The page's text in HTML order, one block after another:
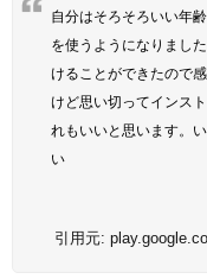
自分はそろそろいい年
を使うようになりまし
けることができたので
けど思い切ってインス
れもいいと思います。
い
引用元: